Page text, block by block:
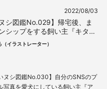
2022/08/03
シ図鑑No.029】帰宅後、ま
シップをする飼い主『キタク
』
イラストレーター）
ヌシ図鑑No.030】自分のSNSのプ
写真を愛犬にしている飼い主『ア